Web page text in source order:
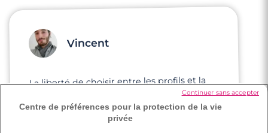
Vincent
La liberté de choisir entre les profils et la
pertinence de chaque personne par
rapport à soi-même. Il y a d'ailleurs la
bonne dose d'infos : ce su'il faut pour avoir
Centre de préférences pour la protection de la vie
privée
Continuer sans accepter